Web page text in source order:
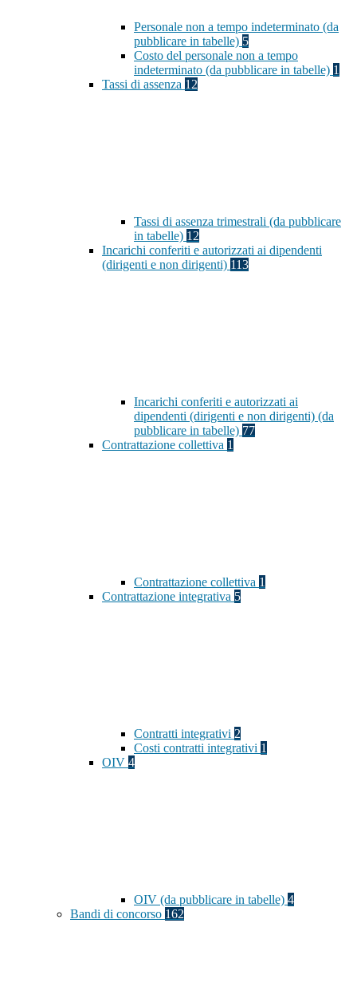
Personale non a tempo indeterminato (da
pubblicare in tabelle) 5
Costo del personale non a tempo
indeterminato (da pubblicare in tabelle) 1
Tassi di assenza 12
Tassi di assenza trimestrali (da pubblicare
in tabelle) 12
Incarichi conferiti e autorizzati ai dipendenti
(dirigenti e non dirigenti) 113
Incarichi conferiti e autorizzati ai
dipendenti (dirigenti e non dirigenti) (da
pubblicare in tabelle) 77
Contrattazione collettiva 1
Contrattazione collettiva 1
Contrattazione integrativa 5
Contratti integrativi 2
Costi contratti integrativi 1
OIV 4
OIV (da pubblicare in tabelle) 4
Bandi di concorso 162